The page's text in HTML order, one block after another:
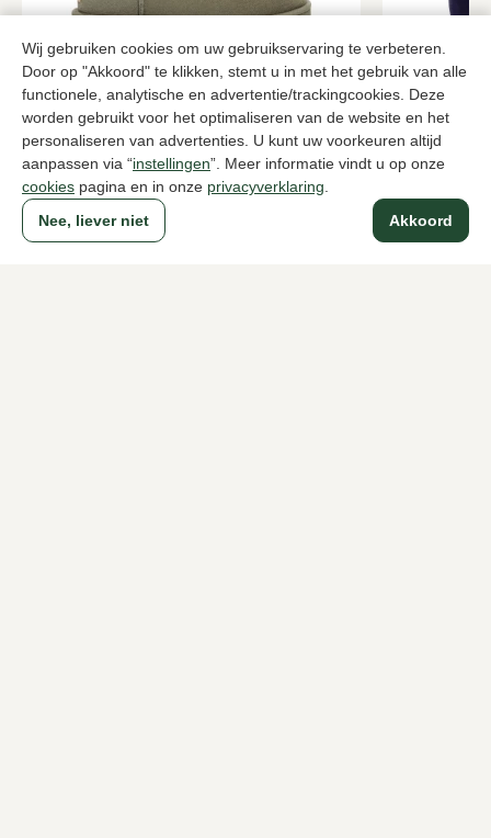
Wij gebruiken cookies om uw gebruikservaring te verbeteren.
Door op "Akkoord" te klikken, stemt u in met het gebruik van alle
functionele, analytische en advertentie/trackingcookies. Deze
worden gebruikt voor het optimaliseren van de website en het
personaliseren van advertenties. U kunt uw voorkeuren altijd
aanpassen via “instellingen”. Meer informatie vindt u op onze
cookies pagina en in onze privacyverklaring
Akkoord
Nee, liever niet
UGG
Groene enkellaarzen dames
169,95
Nalini
Blauwe
239,95